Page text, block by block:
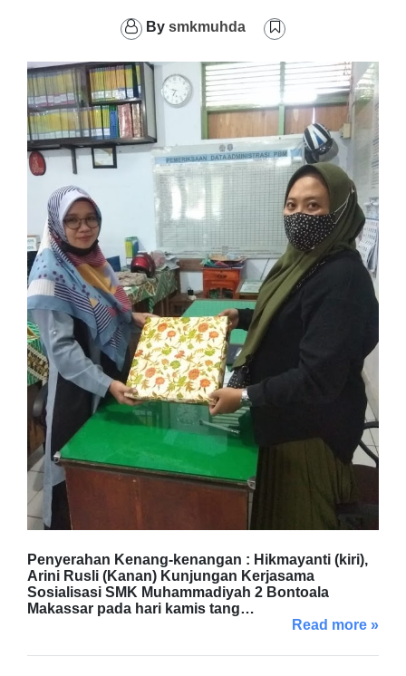
By smkmuhda
Penyerahan Kenang-kenangan : Hikmayanti (kiri),
Arini Rusli (Kanan) Kunjungan Kerjasama
Sosialisasi SMK Muhammadiyah 2 Bontoala
Makassar pada hari kamis tang…
Read more »